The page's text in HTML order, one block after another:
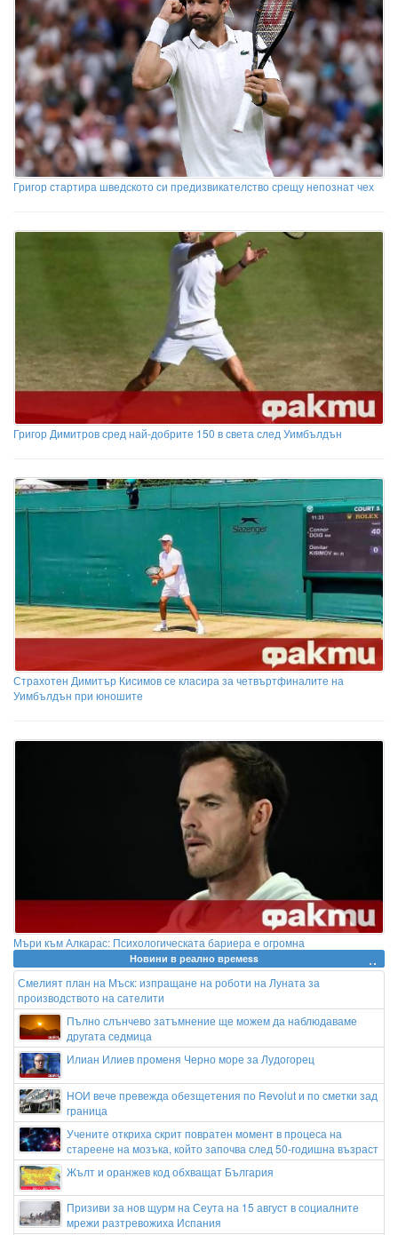
Григор стартира шведското си предизвикателство срещу непознат чех
Григор Димитров сред най-добрите 150 в света след Уимбълдън
Страхотен Димитър Кисимов се класира за четвъртфиналите на
Уимбълдън при юношите
Мъри към Алкарас: Психологическата бариера е огромна
Новини в реално времеss
Смелият план на Мъск: изпращане на роботи на Луната за
производството на сателити
Пълно слънчево затъмнение ще можем да наблюдаваме
другата седмица
Илиан Илиев променя Черно море за Лудогорец
НОИ вече превежда обезщетения по Revolut и по сметки зад
граница
Учените откриха скрит повратен момент в процеса на
стареене на мозъка, който започва след 50-годишна възраст
Жълт и оранжев код обхващат България
Призиви за нов щурм на Сеута на 15 август в социалните
мрежи разтревожиха Испания